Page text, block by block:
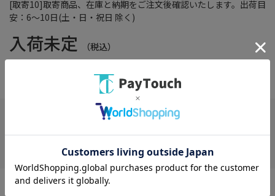
[取寄10]取寄商品、在庫と納期をご注文後確認いたします。出荷目
安：6～10日(土・日・祝日 除く)
入荷未定 （税込）
■ GaN 搭載（コンパクト） ■ PPS対応 ■ 安全設計（ショート、